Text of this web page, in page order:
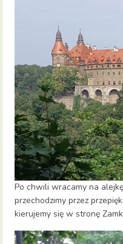
Po chwili wracamy na
przechodzimy przez
kierujemy się w stronę